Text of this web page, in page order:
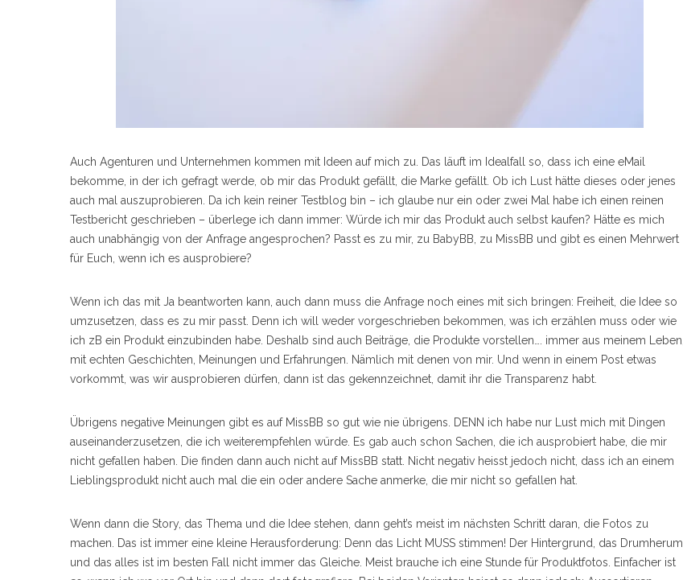
Auch Agenturen und Unternehmen kommen mit Ideen auf mich zu. Das läuft im Idealfall so, dass ich eine eMail
bekomme, in der ich gefragt werde, ob mir das Produkt gefällt, die Marke gefällt. Ob ich Lust hätte dieses oder jenes
auch mal auszuprobieren. Da ich kein reiner Testblog bin – ich glaube nur ein oder zwei Mal habe ich einen reinen
Testbericht geschrieben – überlege ich dann immer: Würde ich mir das Produkt auch selbst kaufen? Hätte es mich
auch unabhängig von der Anfrage angesprochen? Passt es zu mir, zu BabyBB, zu MissBB und gibt es einen Mehrwert
für Euch, wenn ich es ausprobiere?
Wenn ich das mit Ja beantworten kann, auch dann muss die Anfrage noch eines mit sich bringen: Freiheit, die Idee so
umzusetzen, dass es zu mir passt. Denn ich will weder vorgeschrieben bekommen, was ich erzählen muss oder wie
ich zB ein Produkt einzubinden habe. Deshalb sind auch Beiträge, die Produkte vorstellen…. immer aus meinem Leben,
mit echten Geschichten, Meinungen und Erfahrungen. Nämlich mit denen von mir. Und wenn in einem Post etwas
vorkommt, was wir ausprobieren dürfen, dann ist das gekennzeichnet, damit ihr die Transparenz habt.
Übrigens negative Meinungen gibt es auf MissBB so gut wie nie übrigens. DENN ich habe nur Lust mich mit Dingen
auseinanderzusetzen, die ich weiterempfehlen würde. Es gab auch schon Sachen, die ich ausprobiert habe, die mir
nicht gefallen haben. Die finden dann auch nicht auf MissBB statt. Nicht negativ heisst jedoch nicht, dass ich an einem
Lieblingsprodukt nicht auch mal die ein oder andere Sache anmerke, die mir nicht so gefallen hat.
Wenn dann die Story, das Thema und die Idee stehen, dann geht’s meist im nächsten Schritt daran, die Fotos zu
machen. Das ist immer eine kleine Herausforderung: Denn das Licht MUSS stimmen! Der Hintergrund, das Drumherum…
und das alles ist im besten Fall nicht immer das Gleiche. Meist brauche ich eine Stunde für Produktfotos. Einfacher ist
a
r
c
o